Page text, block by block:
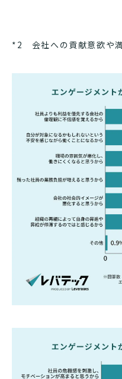
*2 会社への貢献意欲や